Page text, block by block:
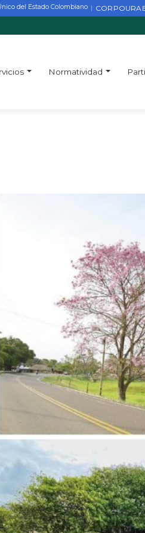
|
Normatividad